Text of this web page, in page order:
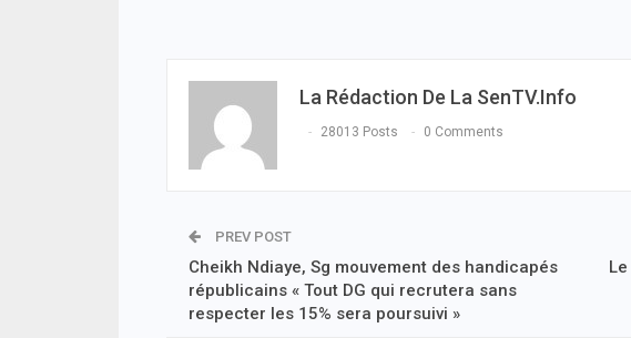
La Rédaction De La SenTV.info
28013 Posts 0 Comments
PREV POST
Cheikh Ndiaye, Sg mouvement des handicapés
républicains « Tout DG qui recrutera sans
respecter les 15% sera poursuivi »